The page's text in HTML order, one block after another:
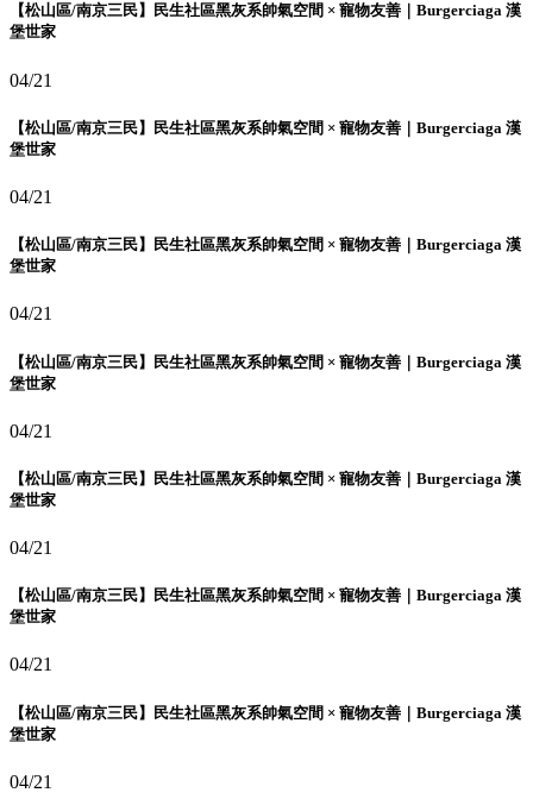
【松山區/南京三民】民生社區黑灰系帥氣空間 × 寵物友善｜Burgerciaga 漢
堡世家
04/21
【松山區/南京三民】民生社區黑灰系帥氣空間 × 寵物友善｜Burgerciaga 漢
堡世家
04/21
【松山區/南京三民】民生社區黑灰系帥氣空間 × 寵物友善｜Burgerciaga 漢
堡世家
04/21
【松山區/南京三民】民生社區黑灰系帥氣空間 × 寵物友善｜Burgerciaga 漢
堡世家
04/21
【松山區/南京三民】民生社區黑灰系帥氣空間 × 寵物友善｜Burgerciaga 漢
堡世家
04/21
【松山區/南京三民】民生社區黑灰系帥氣空間 × 寵物友善｜Burgerciaga 漢
堡世家
04/21
【松山區/南京三民】民生社區黑灰系帥氣空間 × 寵物友善｜Burgerciaga 漢
堡世家
04/21